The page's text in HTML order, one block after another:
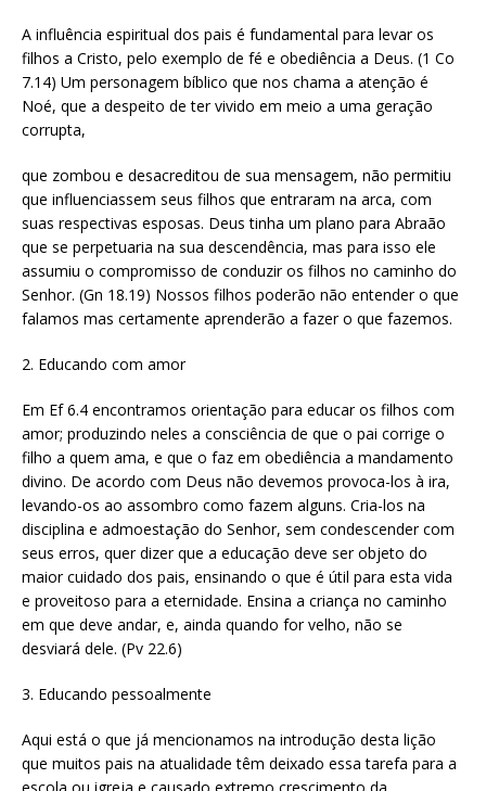
A influência espiritual dos pais é fundamental para levar os
filhos a Cristo, pelo exemplo de fé e obediência a Deus. (1 Co
7.14) Um personagem bíblico que nos chama a atenção é
Noé, que a despeito de ter vivido em meio a uma geração
corrupta,
que zombou e desacreditou de sua mensagem, não permitiu
que influenciassem seus filhos que entraram na arca, com
suas respectivas esposas. Deus tinha um plano para Abraão
que se perpetuaria na sua descendência, mas para isso ele
assumiu o compromisso de conduzir os filhos no caminho do
Senhor. (Gn 18.19) Nossos filhos poderão não entender o que
falamos mas certamente aprenderão a fazer o que fazemos.
2. Educando com amor
Em Ef 6.4 encontramos orientação para educar os filhos com
amor; produzindo neles a consciência de que o pai corrige o
filho a quem ama, e que o faz em obediência a mandamento
divino. De acordo com Deus não devemos provoca-los à ira,
levando-os ao assombro como fazem alguns. Cria-los na
disciplina e admoestação do Senhor, sem condescender com
seus erros, quer dizer que a educação deve ser objeto do
maior cuidado dos pais, ensinando o que é útil para esta vida
e proveitoso para a eternidade. Ensina a criança no caminho
em que deve andar, e, ainda quando for velho, não se
desviará dele. (Pv 22.6)
3. Educando pessoalmente
Aqui está o que já mencionamos na introdução desta lição
que muitos pais na atualidade têm deixado essa tarefa para a